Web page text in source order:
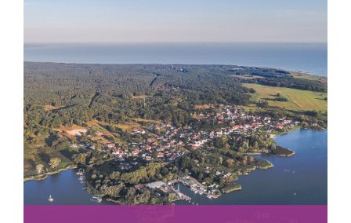
mehr erfahren